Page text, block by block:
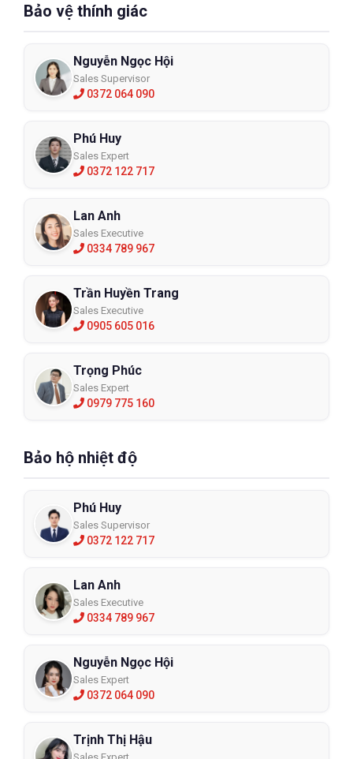
Bảo vệ thính giác
Nguyễn Ngọc Hội
Sales Supervisor
0372 064 090
Phú Huy
Sales Expert
0372 122 717
Lan Anh
Sales Executive
0334 789 967
Trần Huyền Trang
Sales Executive
0905 605 016
Trọng Phúc
Sales Expert
0979 775 160
Bảo hộ nhiệt độ
Phú Huy
Sales Supervisor
0372 122 717
Lan Anh
Sales Executive
0334 789 967
Nguyễn Ngọc Hội
Sales Expert
0372 064 090
Trịnh Thị Hậu